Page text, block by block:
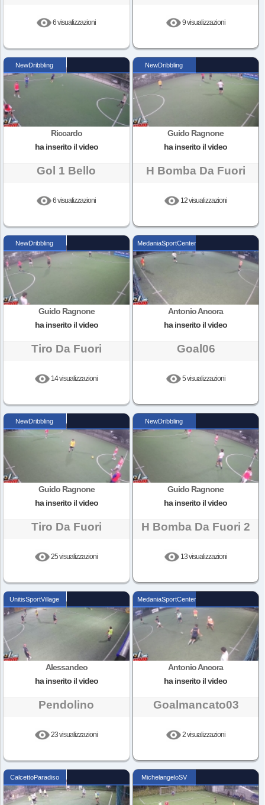
6 visualizzazioni 9 visualizzazioni
NewDribbling
Riccardo
ha inserito il video
Gol 1 Bello
6 visualizzazioni
NewDribbling
Guido Ragnone
ha inserito il video
H Bomba Da Fuori
12 visualizzazioni
NewDribbling
Guido Ragnone
ha inserito il video
Tiro Da Fuori
14 visualizzazioni
MedaniaSportCenter
Antonio Ancora
ha inserito il video
Goal06
5 visualizzazioni
NewDribbling
Guido Ragnone
ha inserito il video
Tiro Da Fuori
25 visualizzazioni
NewDribbling
Guido Ragnone
ha inserito il video
H Bomba Da Fuori 2
13 visualizzazioni
UnitisSportVillage
Alessandeo
ha inserito il video
Pendolino
23 visualizzazioni
MedaniaSportCenter
Antonio Ancora
ha inserito il video
Goalmancato03
2 visualizzazioni
CalcettoParadiso MichelangeloSV